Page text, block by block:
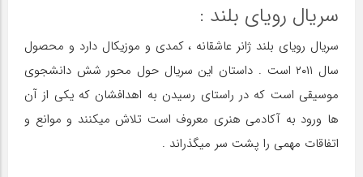
سریال رویای بلند :
سریال رویای بلند ژانر عاشقانه ، کمدی و موزیکال دارد و محصول
سال ۲۰۱۱ است . داستان این سریال حول محور شش دانشجوی
موسیقی است که در راستای رسیدن به اهدافشان که یکی از آن
ها ورود به آکادمی هنری معروف است تلاش میکنند و موانع و
اتفاقات مهمی را پشت سر میگذراند .